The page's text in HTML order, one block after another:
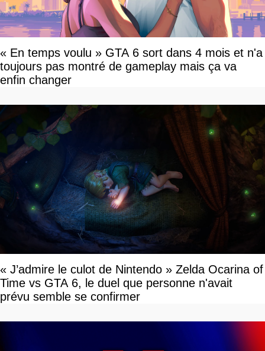
« En temps voulu » GTA 6 sort dans 4 mois et n'a
toujours pas montré de gameplay mais ça va
enfin changer
« J’admire le culot de Nintendo » Zelda Ocarina of
Time vs GTA 6, le duel que personne n'avait
prévu semble se confirmer